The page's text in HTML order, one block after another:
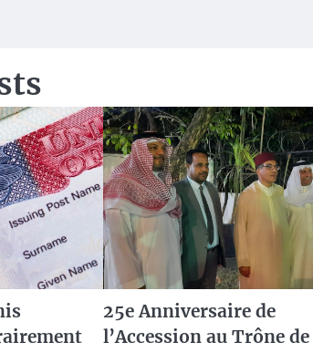
25e Anniversaire de
l’Accession au Trône de